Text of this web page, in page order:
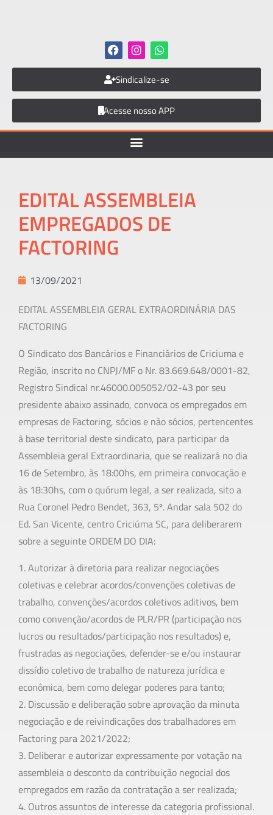
Sindicalize-se
Acesse nosso APP
EDITAL ASSEMBLEIA
EMPREGADOS DE
FACTORING
13/09/2021
EDITAL ASSEMBLEIA GERAL EXTRAORDINÁRIA DAS
FACTORING
O Sindicato dos Bancários e Financiários de Criciuma e
Região, inscrito no CNPJ/MF o Nr. 83.669.648/0001-82,
Registro Sindical nr.46000.005052/02-43 por seu
presidente abaixo assinado, convoca os empregados em
empresas de Factoring, sócios e não sócios, pertencentes
à base territorial deste sindicato, para participar da
Assembleia geral Extraordinaria, que se realizará no dia
16 de Setembro, às 18:00hs, em primeira convocação e
às 18:30hs, com o quórum legal, a ser realizada, sito a
Rua Coronel Pedro Bendet, 363, 5º. Andar sala 502 do
Ed. San Vicente, centro Criciúma SC, para deliberarem
sobre a seguinte ORDEM DO DIA:
1. Autorizar à diretoria para realizar negociações
coletivas e celebrar acordos/convenções coletivas de
trabalho, convenções/acordos coletivos aditivos, bem
como convenção/acordos de PLR/PR (participação nos
lucros ou resultados/participação nos resultados) e,
frustradas as negociações, defender-se e/ou instaurar
dissídio coletivo de trabalho de natureza jurídica e
econômica, bem como delegar poderes para tanto;
2. Discussão e deliberação sobre aprovação da minuta
negociação e de reivindicações dos trabalhadores em
Factoring para 2021/2022;
3. Deliberar e autorizar expressamente por votação na
assembleia o desconto da contribuição negocial dos
empregados em razão da contratação a ser realizada;
4. Outros assuntos de interesse da categoria profissional.